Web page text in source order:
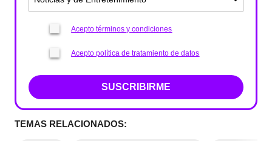
Acepto términos y condiciones
Acepto política de tratamiento de datos
SUSCRIBIRME
TEMAS RELACIONADOS: